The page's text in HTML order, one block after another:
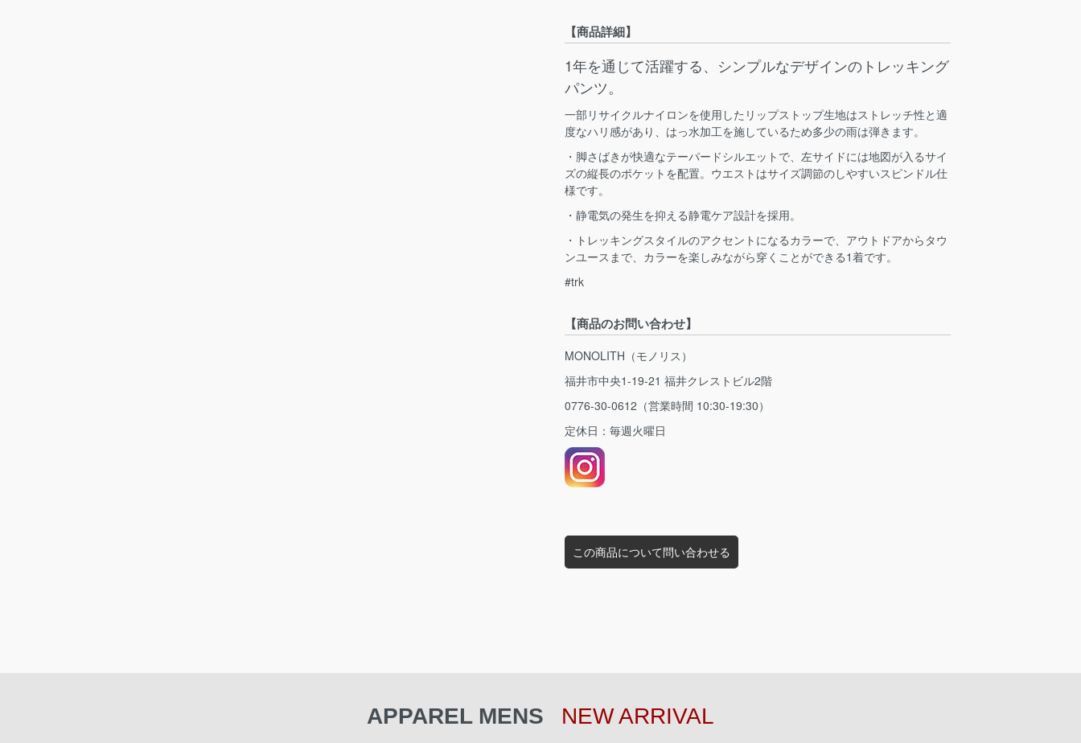
【商品詳細】
1年を通じて活躍する、シンプルなデザインのトレッキング
パンツ。
一部リサイクルナイロンを使用したリップストップ生地はストレッチ性と適
度なハリ感があり、はっ水加工を施しているため多少の雨は弾きます。
・脚さばきが快適なテーパードシルエットで、左サイドには地図が入るサイ
ズの縦長のポケットを配置。ウエストはサイズ調節のしやすいスピンドル仕
様です。
・静電気の発生を抑える静電ケア設計を採用。
・トレッキングスタイルのアクセントになるカラーで、アウトドアからタウ
ンユースまで、カラーを楽しみながら穿くことができる1着です。
#trk
【商品のお問い合わせ】
MONOLITH（モノリス）
福井市中央1-19-21 福井クレストビル2階
0776-30-0612（営業時間 10:30-19:30）
定休日：毎週火曜日
この商品について問い合わせる
APPAREL MENS NEW ARRIVAL